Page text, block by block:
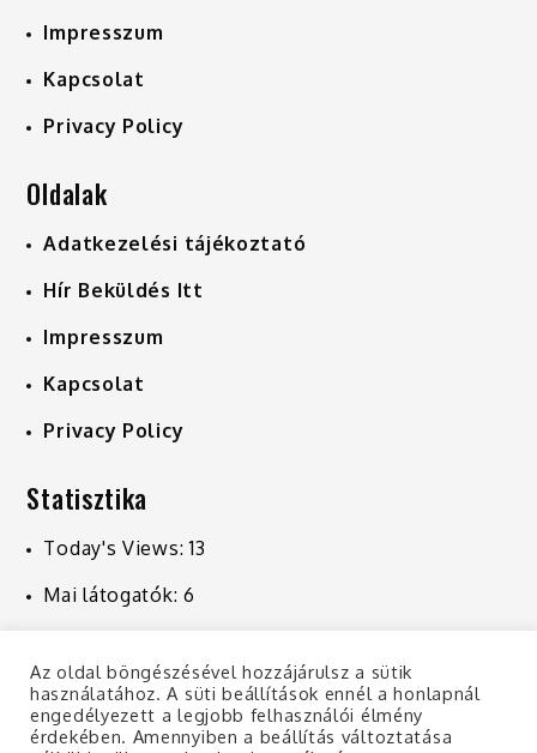
Impresszum
Kapcsolat
Privacy Policy
Oldalak
Adatkezelési tájékoztató
Hír Beküldés Itt
Impresszum
Kapcsolat
Privacy Policy
Statisztika
Today's Views:13
Mai látogatók: 6
Last 30 Days Views:1 024
Last 365 Days Views:10 906
Az oldal böngészésével hozzájárulsz a sütik
használatához. A süti beállítások ennél a honlapnál
engedélyezett a legjobb felhasználói élmény
érdekében. Amennyiben a beállítás változtatása